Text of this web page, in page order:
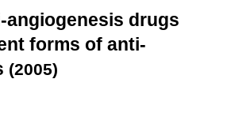
angiogenesis drugs
forms of anti-
(2005)